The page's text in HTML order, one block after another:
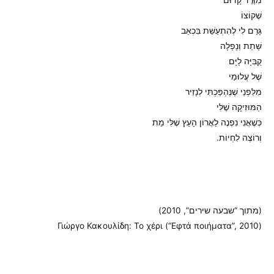
שֶׁקוֹצוֹ
גָּרַם לִי לְהִתְעַשֵּׁת בִּכְאֵב
שָׁתַת וְנָפְלָה
קֻבִּיָּה לַיָּם
שֶׁל עֲלוּמַי
מִלִּפְנֵי שֶׁנֶּהְפַּכְתִּי לְנָזִיר
הַמּוּזִיקָה שֶׁלִּי
כְּשֶׁאֲנִי נִפְנֶה לַאֲרוֹן הָעֵץ שֶׁלִּי מֵת
וְרוֹצֶה לִחְיוֹת.
(מתוך “שבעה שירים”, 2010)
(Γιώργο Κακουλίδη: Το χέρι (“Εφτά ποιήματα”, 2010